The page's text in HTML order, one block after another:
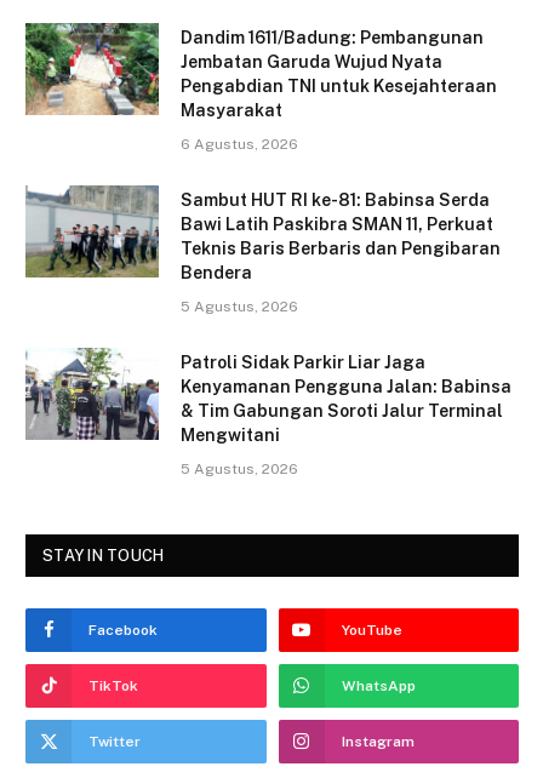
c
e
b
o
k
itt
er
ai ar
e
Dandim 1611/Badung: Pembangunan
Jembatan Garuda Wujud Nyata
Pengabdian TNI untuk Kesejahteraan
Masyarakat
6 Agustus, 2026
Sambut HUT RI ke-81: Babinsa Serda
Bawi Latih Paskibra SMAN 11, Perkuat
Teknis Baris Berbaris dan Pengibaran
Bendera
5 Agustus, 2026
Patroli Sidak Parkir Liar Jaga
Kenyamanan Pengguna Jalan: Babinsa
& Tim Gabungan Soroti Jalur Terminal
Mengwitani
5 Agustus, 2026
STAY IN TOUCH
Facebook YouTube
TikTok WhatsApp
Twitter Instagram